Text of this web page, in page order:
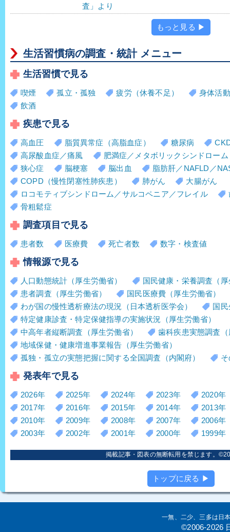
査」より
もっと見る ▶
生活習慣病の調査・統計 メニュー
生活習慣で見る
喫煙 孤立・孤独 疲労（休養不足）
身体活
飲酒
疾患で見る
高血圧 脂質異常症（高脂血症） 糖尿病
高尿酸血症／痛風
肥満症／メタボリックシンドローム
狭心症
脳梗塞 脳出血
脂肪肝／NAFLD／
COPD（慢性閉塞性肺疾患）
肺がん
大腸がん
ロコモティブシンドローム／サルコペニア／フレイル
骨粗鬆症
調査項目で見る
患者数 医療費 死亡者数 数字・検査値
情報源で見る
人口動態統計（厚生労働省）
国民健康・栄養調査（
患者調査（厚生労働省）
国民医療費（厚生労働省）
わが国の慢性透析療法の現況（日本透析医学会）
国
特定健康診査・特定保健指導の実施状況（厚生労働省）
中高年者縦断調査（厚生労働省）
歯科疾患実態調査
地域保健・健康増進事業報告（厚生労働省）
孤独・孤立の実態把握に関する全国調査（内閣府）
発表年で見る
2026年 2025年 2024年 2023年
2020年
2017年
2016年 2015年 2014年
2013年
2010年
2009年 2008年 2007年
2006年
2003年
2002年 2001年 2000年 1999年
掲載記事・図表の無断転用を禁じます。
トップに戻る ▶
一無、二少、三多は日
©2006-2026